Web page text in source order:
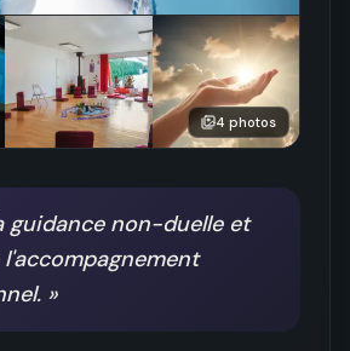
4 photos
guidance non-duelle et
»